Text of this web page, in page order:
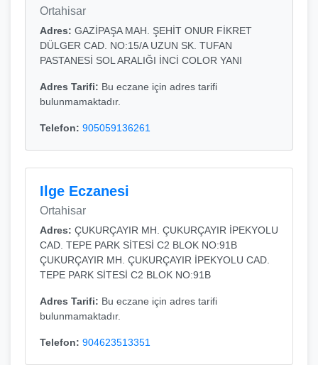
Ortahisar
Adres: GAZİPAŞA MAH. ŞEHİT ONUR FİKRET
DÜLGER CAD. NO:15/A UZUN SK. TUFAN
PASTANESİ SOL ARALIĞI İNCİ COLOR YANI
Adres Tarifi: Bu eczane için adres tarifi
bulunmamaktadır.
Telefon: 905059136261
Ilge Eczanesi
Ortahisar
Adres: ÇUKURÇAYIR MH. ÇUKURÇAYIR İPEKYOLU
CAD. TEPE PARK SİTESİ C2 BLOK NO:91B
ÇUKURÇAYIR MH. ÇUKURÇAYIR İPEKYOLU CAD.
TEPE PARK SİTESİ C2 BLOK NO:91B
Adres Tarifi: Bu eczane için adres tarifi
bulunmamaktadır.
Telefon: 904623513351